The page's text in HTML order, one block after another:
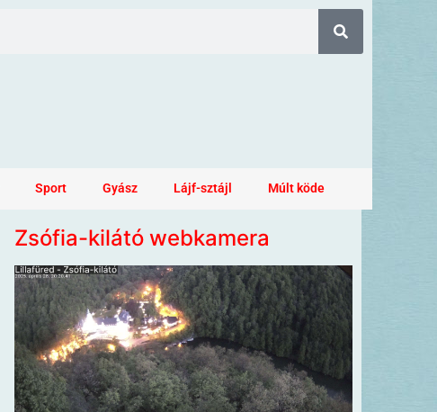
Sport Gyász Lájf-sztájl Múlt köde
Zsófia-kilátó webkamera